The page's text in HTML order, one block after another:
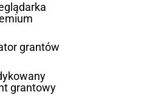
grantów
grantowy